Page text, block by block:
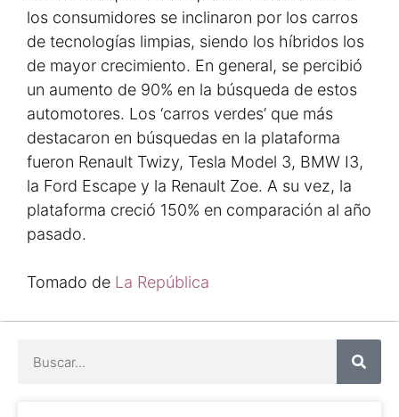
los consumidores se inclinaron por los carros
de tecnologías limpias, siendo los híbridos los
de mayor crecimiento. En general, se percibió
un aumento de 90% en la búsqueda de estos
automotores. Los ‘carros verdes’ que más
destacaron en búsquedas en la plataforma
fueron Renault Twizy, Tesla Model 3, BMW I3,
la Ford Escape y la Renault Zoe. A su vez, la
plataforma creció 150% en comparación al año
pasado.
Tomado de La República